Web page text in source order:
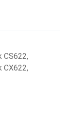
CS622,
CX622,